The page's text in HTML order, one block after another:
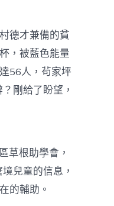
德才兼備的貧
，被藍色能量
56人，茍家坪
剛給了盼望，
根助學會，
兒童的信息，
的輔助。